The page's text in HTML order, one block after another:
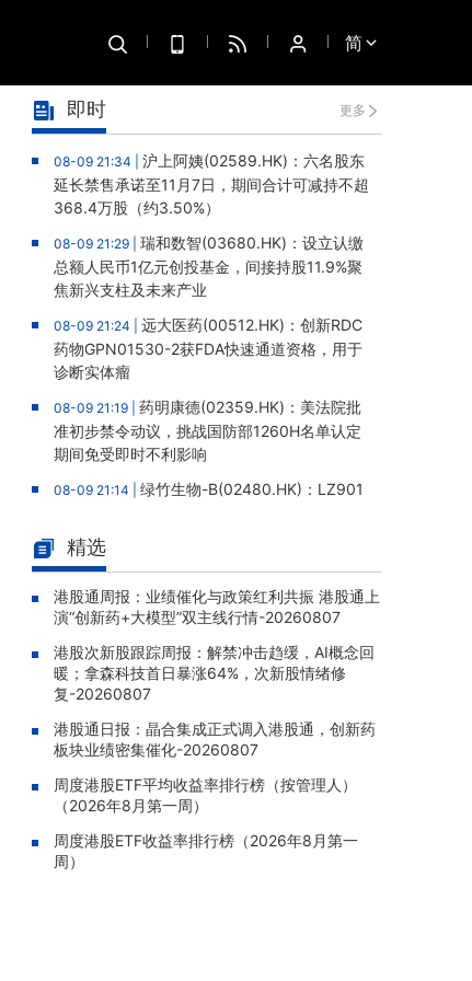
简
即时 更多
08-09 21:34 | 沪上阿姨(02589.HK)：六名股东
延长禁售承诺至11月7日，期间合计可减持不超
368.4万股（约3.50%）
08-09 21:29 | 瑞和数智(03680.HK)：设立认缴
总额人民币1亿元创投基金，间接持股11.9%聚
焦新兴支柱及未来产业
08-09 21:24 | 远大医药(00512.HK)：创新RDC
药物GPN01530-2获FDA快速通道资格，用于
诊断实体瘤
08-09 21:19 | 药明康德(02359.HK)：美法院批
准初步禁令动议，挑战国防部1260H名单认定
期间免受即时不利影响
08-09 21:14 | 绿竹生物-B(02480.HK)：LZ901
刊，总体保护效力91.6%
08-09 20:06 |港股通周报：业绩催化与政策红
利共振 港股通上演“创新药+大模型”双主线行
情-20260807
08-09 19:28 |港股次新股跟踪周报：解禁冲击趋
缓，AI概念回暖；拿森科技首日暴涨64%，次
新股情绪修复-20260807
08-07 22:06 | 民富国际(08511.HK)：25/26年
年报股东应占亏损835.1万港元，亏损同比收窄
69.45%
08-07 22:04 | 商米科技-W(06810.HK)：基石投
资者XINWUTANG自愿延长禁售期五个月至20
27年3月28日
精选
港股通周报：业绩催化与政策红利共振 港股通上
演“创新药+大模型”双主线行情-20260807
港股次新股跟踪周报：解禁冲击趋缓，AI概念回
暖；拿森科技首日暴涨64%，次新股情绪修
复-20260807
港股通日报：晶合集成正式调入港股通，创新药
板块业绩密集催化-20260807
周度港股ETF平均收益率排行榜（按管理人）
（2026年8月第一周）
周度港股ETF收益率排行榜（2026年8月第一
周）